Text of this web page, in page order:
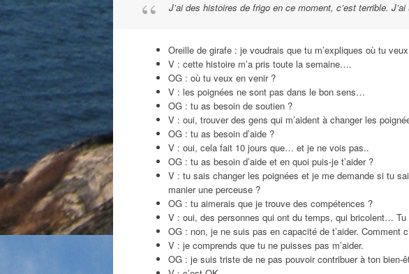
J’ai des histoires de frigo en ce moment, c’est terrible.
Oreille de girafe : je voudrais que tu m’expliques où tu
V : cette histoire m’a pris toute la semaine….
OG : où tu veux en venir ?
V : les poignées ne sont pas dans le bon sens…
OG : tu as besoin de soutien ?
V : oui, trouver des gens qui m’aident à changer les
OG : tu as besoin d’aide ?
V : oui, cela fait 10 jours que… et je ne vois pas..
OG : tu as besoin d’aide et en quoi puis-je t’aider ?
V : tu sais changer les poignées et je me demande si tu
manier une perceuse ?
OG : tu aimerais que je trouve des compétences ?
V : oui, des personnes qui ont du temps, qui bricolent…
OG : non, je ne suis pas en capacité de t’aider. Comment
V : je comprends que tu ne puisses pas m’aider.
OG : je suis triste de ne pas pouvoir contribuer à ton bien-